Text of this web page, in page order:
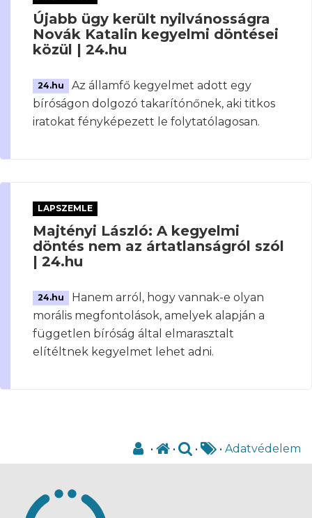
Újabb ügy került nyilvánosságra
Novák Katalin kegyelmi döntései
közül | 24.hu
24.hu
Az államfő kegyelmet adott egy
bíróságon dolgozó takarítónőnek, aki titkos
iratokat fényképezett le folytatólagosan.
LAPSZEMLE
Majtényi László: A kegyelmi
döntés nem az ártatlanságról szól
| 24.hu
24.hu
Hanem arról, hogy vannak-e olyan
morális megfontolások, amelyek alapján a
független bíróság által elmarasztalt
elítéltnek kegyelmet lehet adni.
• • • • Adatvédelem